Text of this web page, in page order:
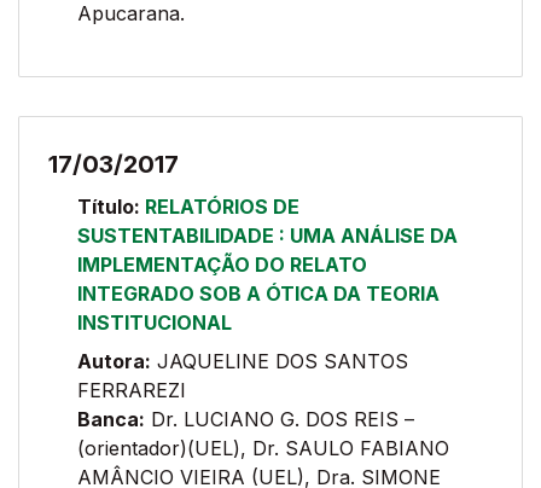
Apucarana.
17/03/2017
Título: RELATÓRIOS DE
SUSTENTABILIDADE : UMA ANÁLISE DA
IMPLEMENTAÇÃO DO RELATO
INTEGRADO SOB A ÓTICA DA TEORIA
INSTITUCIONAL
Autora: JAQUELINE DOS SANTOS
FERRAREZI
Banca: Dr. LUCIANO G. DOS REIS –
(orientador)(UEL), Dr. SAULO FABIANO
AMÂNCIO VIEIRA (UEL), Dra. SIMONE